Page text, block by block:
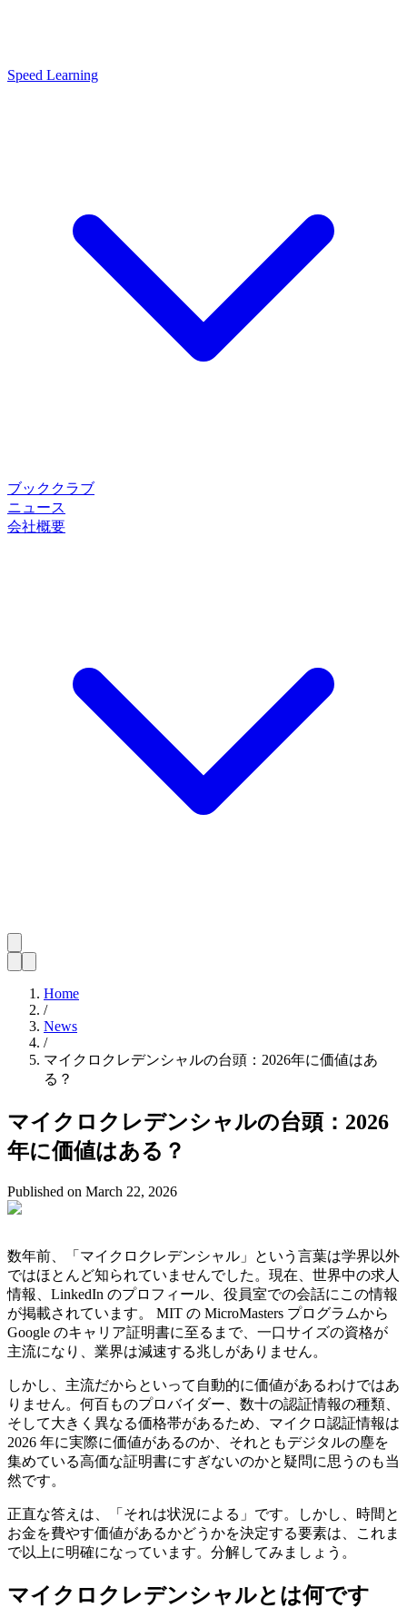
Speed Learning
ブッククラブ
ニュース
会社概要
Home
/
News
/
マイクロクレデンシャルの台頭：2026年に価値はあ
る？
マイクロクレデンシャルの台頭：2026
年に価値はある？
Published on March 22, 2026
数年前、「マイクロクレデンシャル」という言葉は学界以外
ではほとんど知られていませんでした。現在、世界中の求人
情報、LinkedIn のプロフィール、役員室での会話にこの情報
が掲載されています。 MIT の MicroMasters プログラムから
Google のキャリア証明書に至るまで、一口サイズの資格が
主流になり、業界は減速する兆しがありません。
しかし、主流だからといって自動的に価値があるわけではあ
りません。何百ものプロバイダー、数十の認証情報の種類、
そして大きく異なる価格帯があるため、マイクロ認証情報は
2026 年に実際に価値があるのか​​、それともデジタルの塵を
集めている高価な証明書にすぎないのかと疑問に思うのも当
然です。
正直な答えは、「それは状況による」です。しかし、時間と
お金を費やす価値があるかどうかを決定する要素は、これま
で以上に明確になっています。分解してみましょう。
マイクロクレデンシャルとは何です